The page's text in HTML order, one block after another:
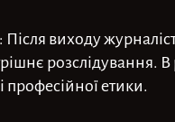
: Після виходу
розслідування.
етики.